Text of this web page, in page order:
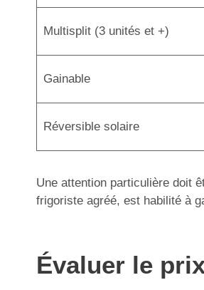
Multisplit (3 unités et +)
Gainable
Réversible solaire
Une attention particulière doit
frigoriste agréé, est habilité à
Évaluer le